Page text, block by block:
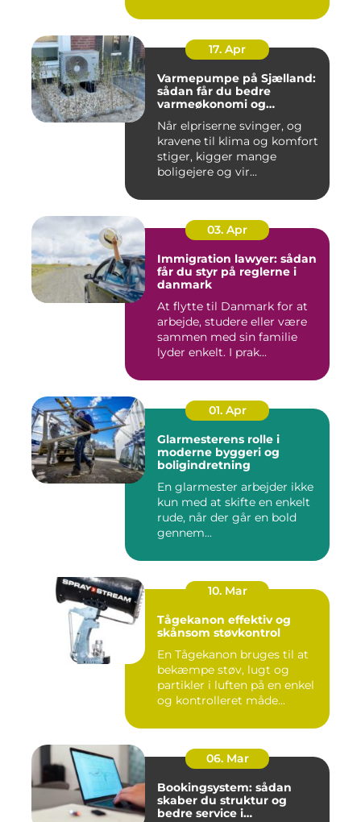
17. Apr
Varmepumpe på Sjælland:
sådan får du bedre
varmeøkonomi og
Når elpriserne svinger, og
kravene til klima og komfort
stiger, kigger mange
boligejere og vir...
03. Apr
Immigration lawyer: sådan
får du styr på reglerne i
danmark
At flytte til Danmark for at
arbejde, studere eller være
sammen med sin familie
lyder enkelt. I prak...
01. Apr
Glarmesterens rolle i
moderne byggeri og
boligindretning
En glarmester arbejder ikke
kun med at skifte en enkelt
rude, når der går en bold
gennem...
10. Mar
Tågekanon effektiv og
skånsom støvkontrol
En Tågekanon bruges til at
bekæmpe støv, lugt og
partikler i luften på en enkel
og kontrolleret måde...
06. Mar
Bookingsystem: sådan
skaber du struktur og
bedre service i